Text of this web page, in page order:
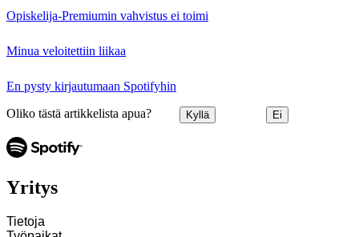
Opiskelija‑Premiumin vahvistus ei toimi
Minua veloitettiin liikaa
En pysty kirjautumaan Spotifyhin
Oliko tästä artikkelista apua? Kyllä Ei
Yritys
Tietoja